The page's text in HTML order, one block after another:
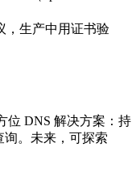
，生产中用证书验
位 DNS 解决方案：持
询。未来，可探索